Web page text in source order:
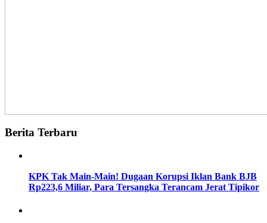
Berita Terbaru
KPK Tak Main-Main! Dugaan Korupsi Iklan Bank BJB
Rp223,6 Miliar, Para Tersangka Terancam Jerat Tipikor